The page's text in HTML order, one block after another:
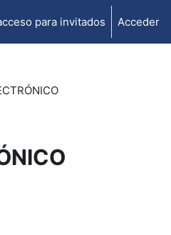
para invitados Acceder